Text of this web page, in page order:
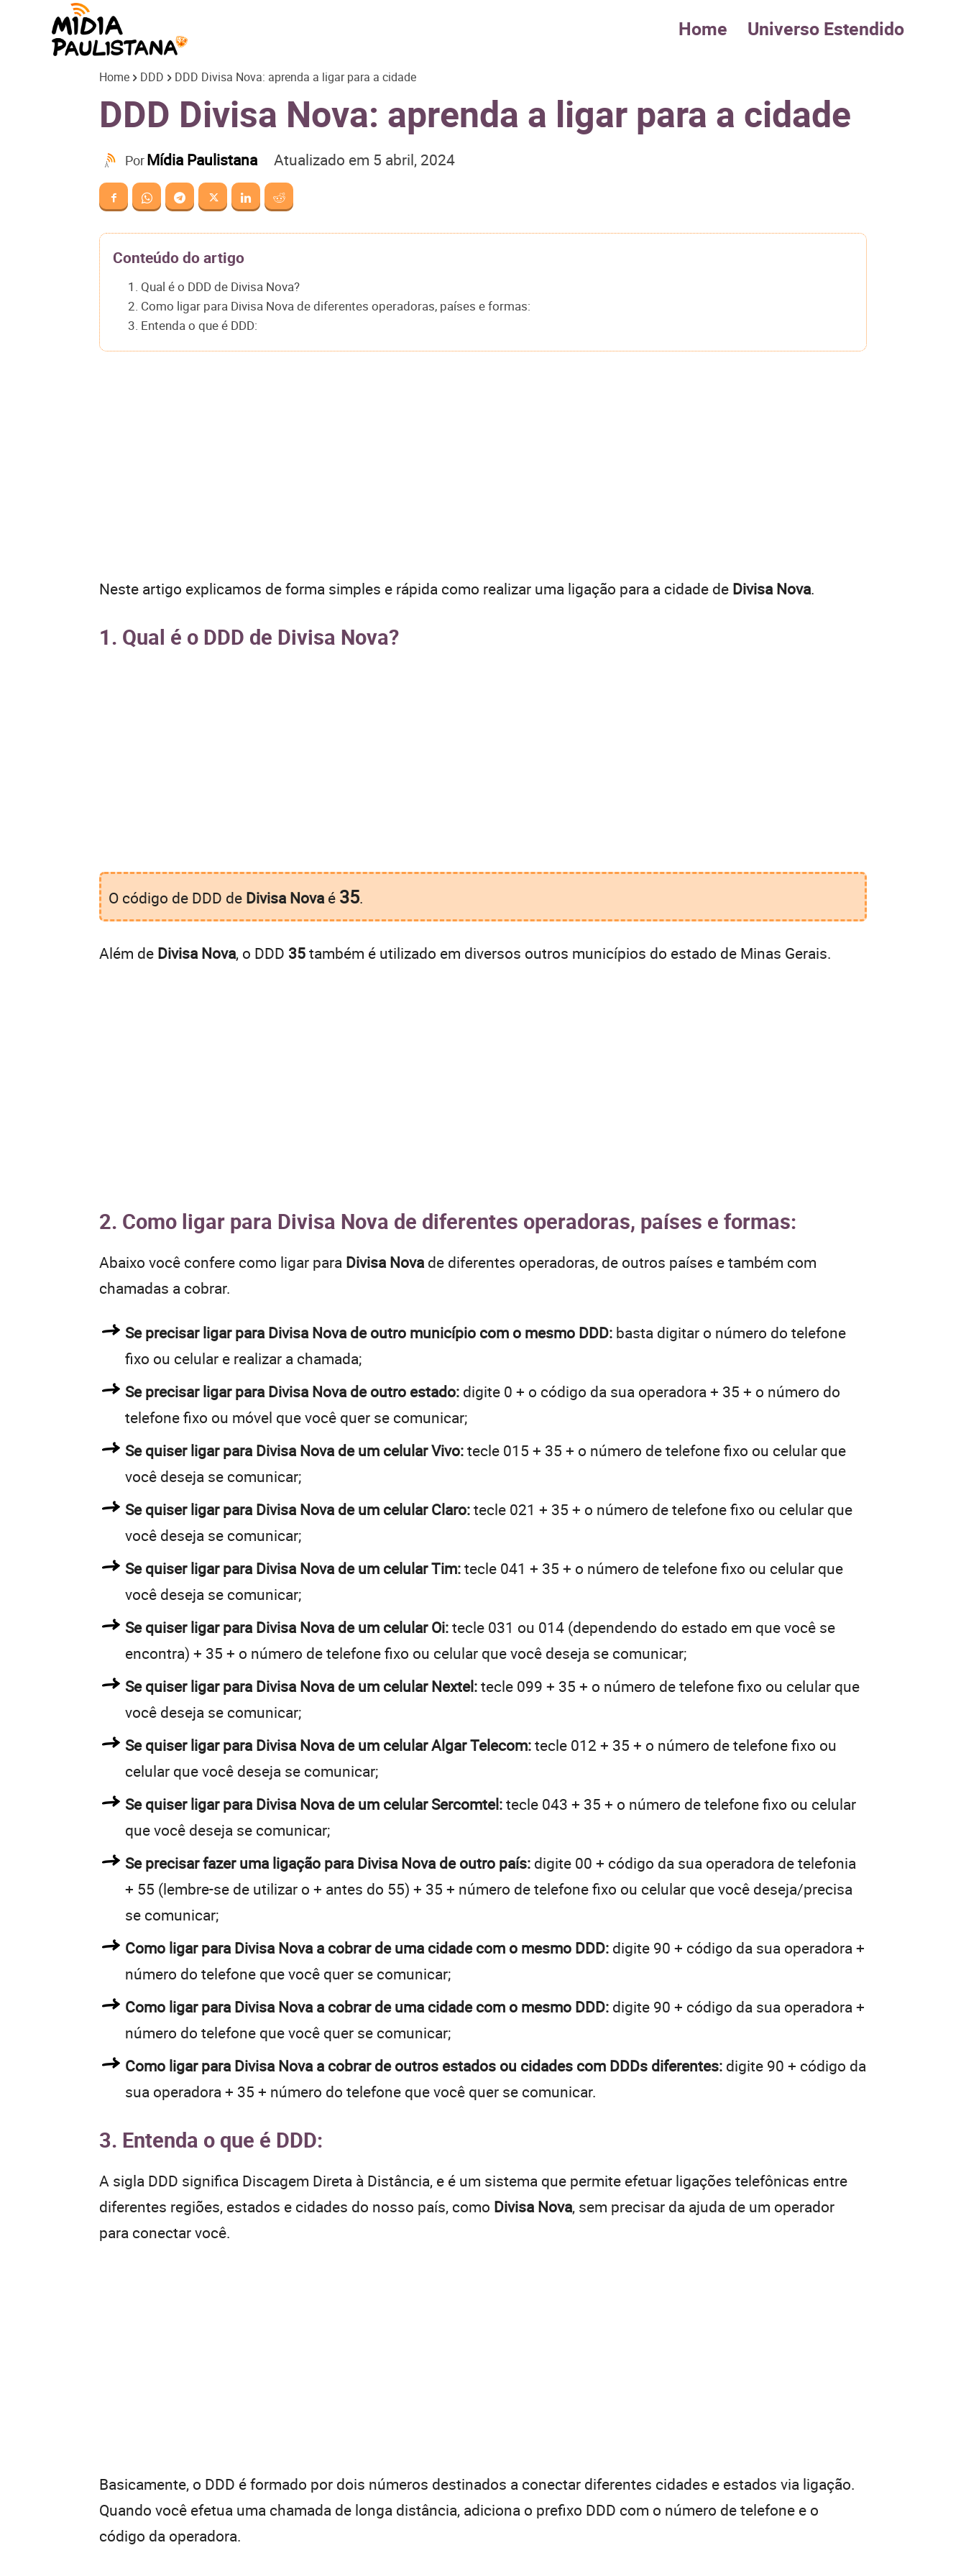
Paulistana
Home Universo Estendido
Home DDD DDD Divisa Nova: aprenda a ligar para a cidade
DDD Divisa Nova: aprenda a ligar para a cidade
PorMídia Paulistana Atualizado em 5 abril, 2024
Conteúdo do artigo
1. Qual é o DDD de Divisa Nova?
2. Como ligar para Divisa Nova de diferentes operadoras, países e formas:
3. Entenda o que é DDD:
Neste artigo explicamos de forma simples e rápida como realizar uma ligação para a cidade de Divisa Nova.
1. Qual é o DDD de Divisa Nova?
O código de DDD de Divisa Novaé 35.
Além de Divisa Nova, o DDD 35também é utilizado em diversos outros municípios do estado de Minas Gerais.
2. Como ligar para Divisa Nova de diferentes operadoras, países e formas:
Abaixo você confere como ligar para Divisa Novade diferentes operadoras, de outros países e também com
chamadas a cobrar.
Se precisar ligar para Divisa Nova de outro município com o mesmo DDD: basta digitar o número do telefone
fixo ou celular e realizar a chamada;
Se precisar ligar para Divisa Nova de outro estado: digite 0 + o código da sua operadora + 35 + o número do
telefone fixo ou móvel que você quer se comunicar;
Se quiser ligar para Divisa Nova de um celular Vivo:tecle 015 + 35 + o número de telefone fixo ou celular que
você deseja se comunicar;
Se quiser ligar para Divisa Nova de um celular Claro:tecle 021 + 35 + o número de telefone fixo ou celular que
você deseja se comunicar;
Se quiser ligar para Divisa Nova de um celular Tim:tecle 041 + 35 + o número de telefone fixo ou celular que
você deseja se comunicar;
Se quiser ligar para Divisa Nova de um celular Oi:tecle 031 ou 014 (dependendo do estado em que você se
encontra) + 35 + o número de telefone fixo ou celular que você deseja se comunicar;
Se quiser ligar para Divisa Nova de um celular Nextel:tecle 099 + 35 + o número de telefone fixo ou celular que
você deseja se comunicar;
Se quiser ligar para Divisa Nova de um celular Algar Telecom:tecle 012 + 35 + o número de telefone fixo ou
celular que você deseja se comunicar;
Se quiser ligar para Divisa Nova de um celular Sercomtel:tecle 043 + 35 + o número de telefone fixo ou celular
que você deseja se comunicar;
Se precisar fazer uma ligação para Divisa Nova de outro país: digite 00 + código da sua operadora de telefonia
+ 55 (lembre-se de utilizar o + antes do 55) + 35 + número de telefone fixo ou celular que você deseja/precisa
se comunicar;
Como ligar para Divisa Nova a cobrar de uma cidade com o mesmo DDD: digite 90 + código da sua operadora +
número do telefone que você quer se comunicar;
Como ligar para Divisa Nova a cobrar de uma cidade com o mesmo DDD: digite 90 + código da sua operadora +
número do telefone que você quer se comunicar;
Como ligar para Divisa Nova a cobrar de outros estados ou cidades com DDDs diferentes: digite 90 + código da
sua operadora + 35 + número do telefone que você quer se comunicar.
3. Entenda o que é DDD:
A sigla DDD significa Discagem Direta à Distância, e é um sistema que permite efetuar ligações telefônicas entre
diferentes regiões, estados e cidades do nosso país, como Divisa Nova, sem precisar da ajuda de um operador
para conectar você.
Basicamente, o DDD é formado por dois números destinados a conectar diferentes cidades e estados via ligação.
Quando você efetua uma chamada de longa distância, adiciona o prefixo DDD com o número de telefone e o
código da operadora.